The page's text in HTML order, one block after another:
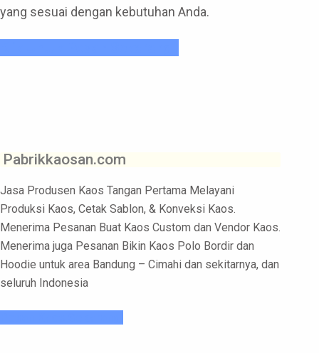
yang sesuai dengan kebutuhan Anda.
Pabrikkaosan.com
Jasa Produsen Kaos Tangan Pertama Melayani
Produksi Kaos, Cetak Sablon, & Konveksi Kaos.
Menerima Pesanan Buat Kaos Custom dan Vendor Kaos.
Menerima juga Pesanan Bikin Kaos Polo Bordir dan
Hoodie untuk area Bandung – Cimahi dan sekitarnya, dan
seluruh Indonesia